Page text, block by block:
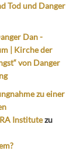
Tod und Danger
Dan -
| Kirche der
von Danger
zu einer
Institutezu